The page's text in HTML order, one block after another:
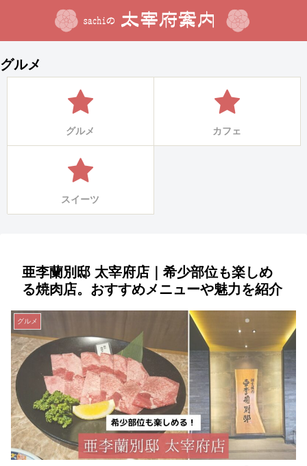
グルメ
グルメ カフェ
スイーツ
亜李蘭別邸 太宰府店｜希少部位も楽しめ
る焼肉店。おすすめメニューや魅力を紹介
グルメ